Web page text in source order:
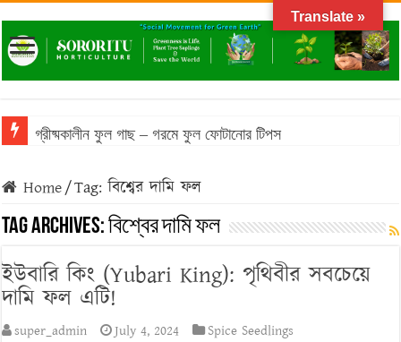
গ্রীষ্মকালীন ফুল গাছ – গরমে ফুল ফোটানোর টিপস
Home/Tag:বিশ্বের দামি ফল
Tag Archives:বিশ্বের দামি ফল
ইউবারি কিং (Yubari King): পৃথিবীর সবচেয়ে
দামি ফল এটি!
super_admin July 4, 2024
Spice Seedlings
Translate »